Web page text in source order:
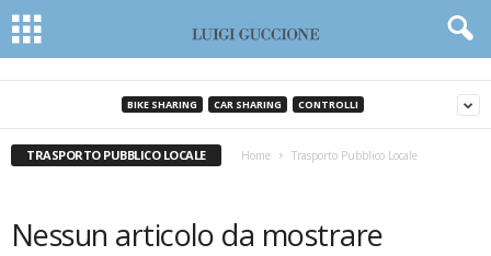
BIKE SHARING CAR SHARING CONTROLLI
TRASPORTO PUBBLICO LOCALE Home Trasporto Pubblico Locale
Nessun articolo da mostrare